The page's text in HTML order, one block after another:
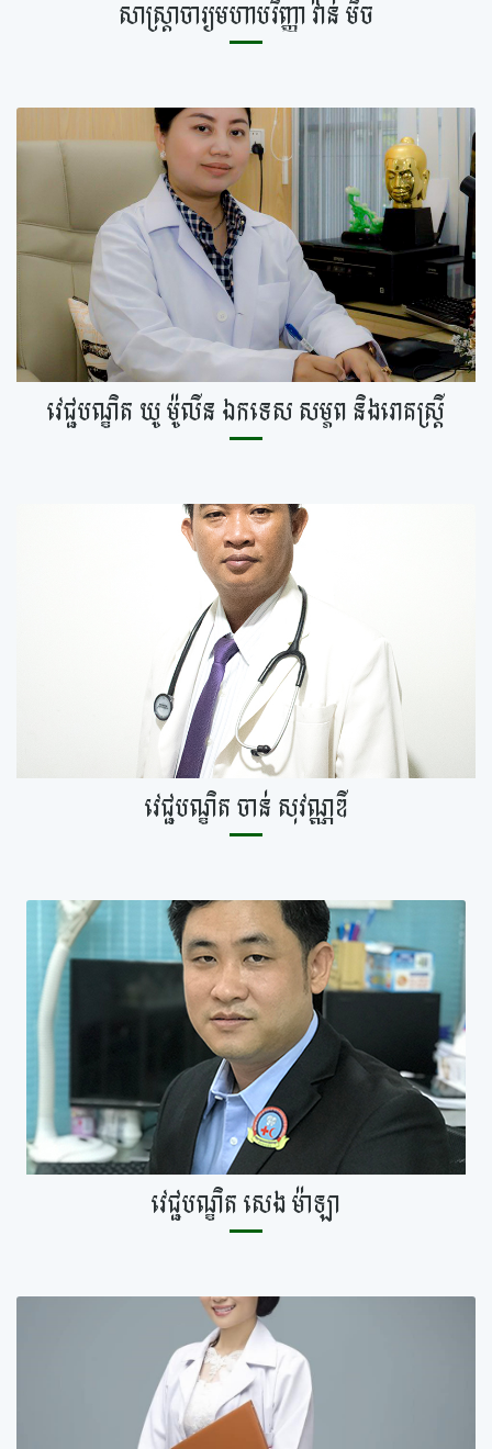
សាស្ត្រាចារ្យមហាបរិញ្ញា វ៉ាន់ មិច
វេជ្ជបណ្ឌិត យូ ម៉ូលីន ឯកទេស​ សម្ភព​​ និងរោគស្ត្រី
វេជ្ជបណ្ឌិត ចាន់​ សុវណ្ណឌី
វេជ្ជបណ្ឌិត សេង ម៉ាឡា